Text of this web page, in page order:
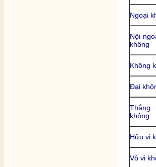
Ngoại
Nội-
không
Không
Đại
Thắng
không
Hữu vi
Vô vi